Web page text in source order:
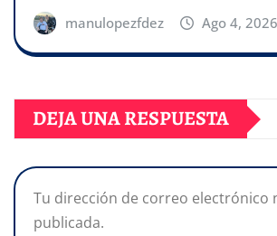
manulopezfdez Ago 4, 2026
DEJA UNA RESPUESTA
Tu dirección de correo electrónico
publicada.